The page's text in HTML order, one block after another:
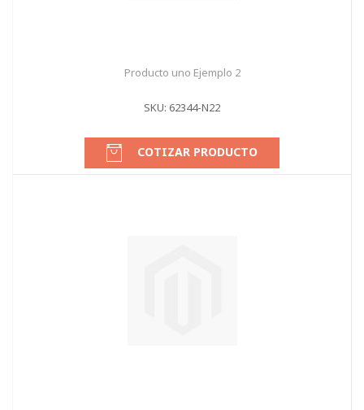
Producto uno Ejemplo 2
SKU: 62344-N22
COTIZAR PRODUCTO